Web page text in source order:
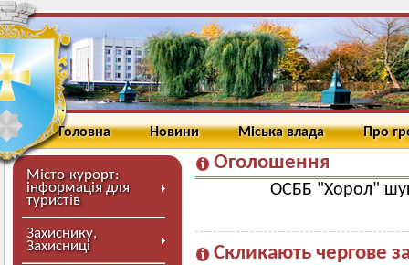
Головна Новини Міська влада Про
Місто-курорт:
інформація для
туристів
Захиснику,
Захисниці
Оголошення
ОСББ "Хорол"
Скликають чергове